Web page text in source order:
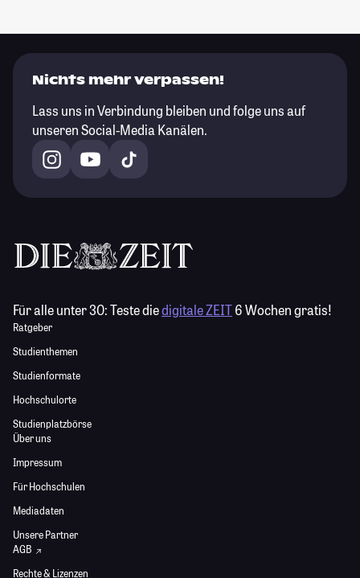
Nichts mehr verpassen!
Lass uns in Verbindung bleiben und folge uns auf
unseren Social-Media Kanälen.
Für alle unter 30:Teste diedigitale ZEIT6 Wochen gratis!
Ratgeber
Studienthemen
Studienformate
Hochschulorte
Studienplatzbörse
Über uns
Impressum
Für Hochschulen
Mediadaten
Unsere Partner
AGB
Rechte & Lizenzen